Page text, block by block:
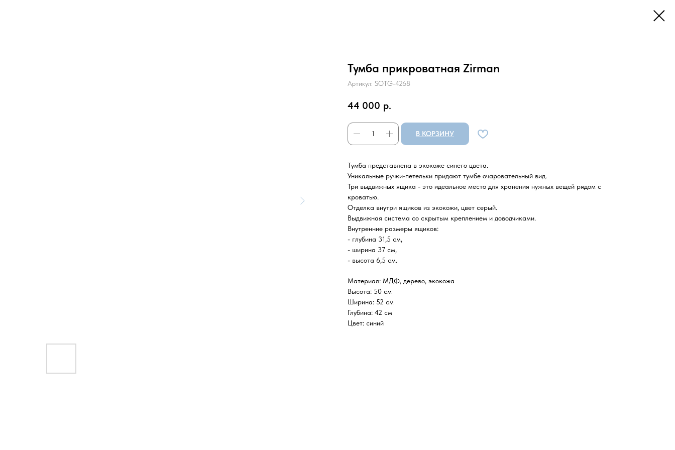
Тумба прикроватная Zirman
Артикул: SOTG-4268
44 000 р.
В КОРЗИНУ
Тумба представлена в экокоже синего цвета.
Уникальные ручки-петельки придают тумбе очаровательный вид.
Три выдвижных ящика - это идеальное место для хранения нужных вещей рядом с
кроватью.
Отделка внутри ящиков из экокожи, цвет серый.
Выдвижная система со скрытым креплением и доводчиками.
Внутренние размеры ящиков:
- глубина 31,5 см,
- ширина 37 см,
- высота 6,5 см.
Материал: МДФ, дерево, экокожа
Высота: 50 см
Ширина: 52 см
Глубина: 42 см
Цвет: синий